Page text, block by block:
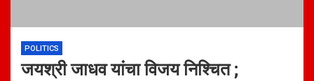
POLITICS
जयश्री जाधव यांचा विजय निश्चित ;